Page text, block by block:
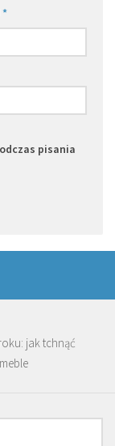
*
pisania
jak tchnąć